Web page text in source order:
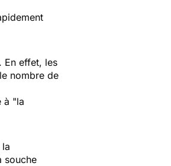
En effet, les
nombre de
à "la
souche